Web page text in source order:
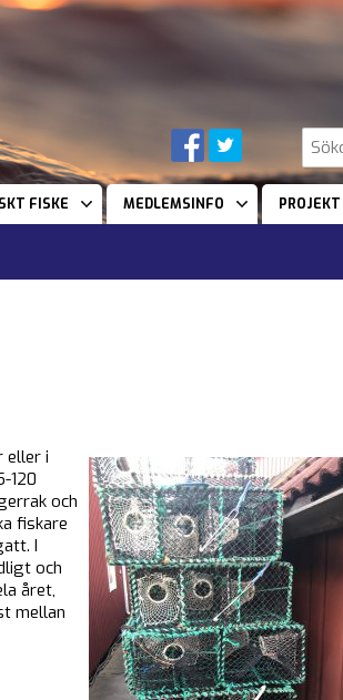
FISKE MEDLEMSINFO PROJEKT
eller i
120
och
fiskare
I
och
året,
mellan